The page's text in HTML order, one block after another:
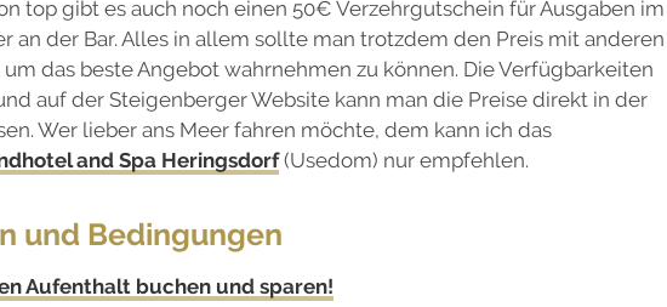
top gibt es auch noch einen 50€ Verzehrgutschein für Ausgaben im
an der Bar. Alles in allem sollte man trotzdem den Preis mit anderen
das beste Angebot wahrnehmen zu können. Die Verfügbarkeiten
auf der Steigenberger Website kann man die Preise direkt in der
Wer lieber ans Meer fahren möchte, dem kann ich das
and Spa Heringsdorf(Usedom) nur empfehlen.
und Bedingungen
Aufenthalt buchen und sparen!